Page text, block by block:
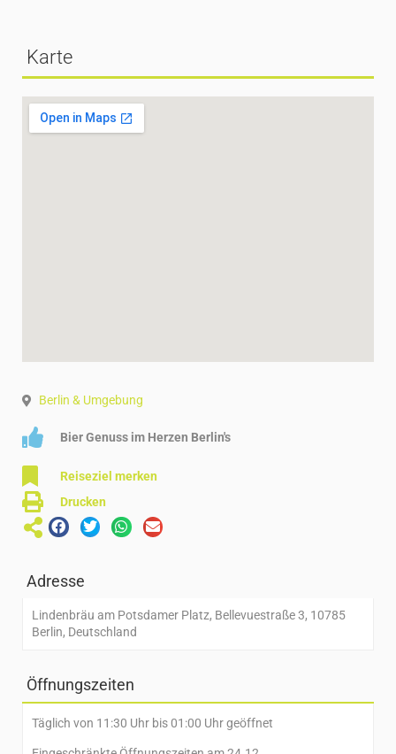
Karte
Berlin & Umgebung
Bier Genuss im Herzen Berlin's
Reiseziel merken
Drucken
Adresse
Lindenbräu am Potsdamer Platz, Bellevuestraße 3, 10785
Berlin, Deutschland
Öffnungszeiten
Täglich von 11:30 Uhr bis 01:00 Uhr geöffnet